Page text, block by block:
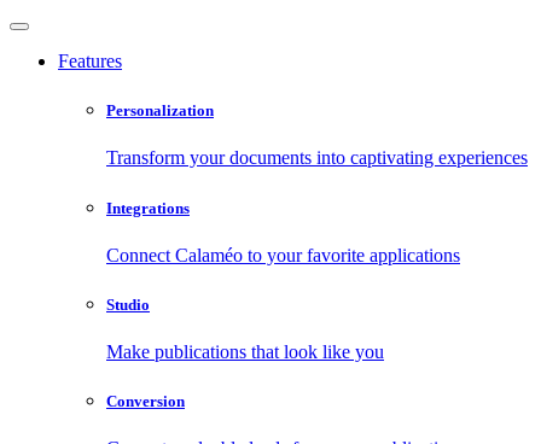
Features
Personalization
Transform your documents into captivating experiences
Integrations
Connect Calaméo to your favorite applications
Studio
Make publications that look like you
Conversion